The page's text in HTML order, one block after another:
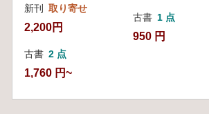
新刊 取り寄せ
2,200円
古書 2 点
1,760 円~
古書 1 点
950 円